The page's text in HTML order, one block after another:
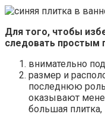
Для того, чтобы
следовать простым
внимательно
размер и
последнюю
оказывают
большая плитка,